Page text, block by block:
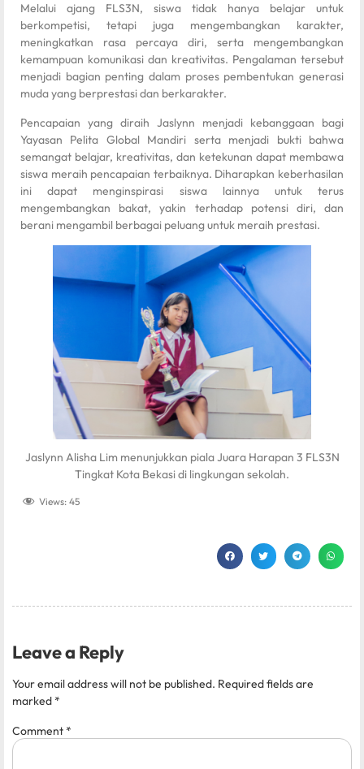
Melalui ajang FLS3N, siswa tidak hanya belajar untuk
berkompetisi, tetapi juga mengembangkan karakter,
meningkatkan rasa percaya diri, serta mengembangkan
kemampuan komunikasi dan kreativitas. Pengalaman tersebut
menjadi bagian penting dalam proses pembentukan generasi
muda yang berprestasi dan berkarakter.
Pencapaian yang diraih Jaslynn menjadi kebanggaan bagi
Yayasan Pelita Global Mandiri serta menjadi bukti bahwa
semangat belajar, kreativitas, dan ketekunan dapat membawa
siswa meraih pencapaian terbaiknya. Diharapkan keberhasilan
ini dapat menginspirasi siswa lainnya untuk terus
mengembangkan bakat, yakin terhadap potensi diri, dan
berani mengambil berbagai peluang untuk meraih prestasi.
Jaslynn Alisha Lim menunjukkan piala Juara Harapan 3 FLS3N
Tingkat Kota Bekasi di lingkungan sekolah.
Views: 45
Leave a Reply
Your email address will not be published. Required fields are
marked*
Comment*